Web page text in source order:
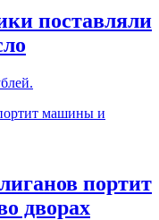
поставляли
портит
дворах